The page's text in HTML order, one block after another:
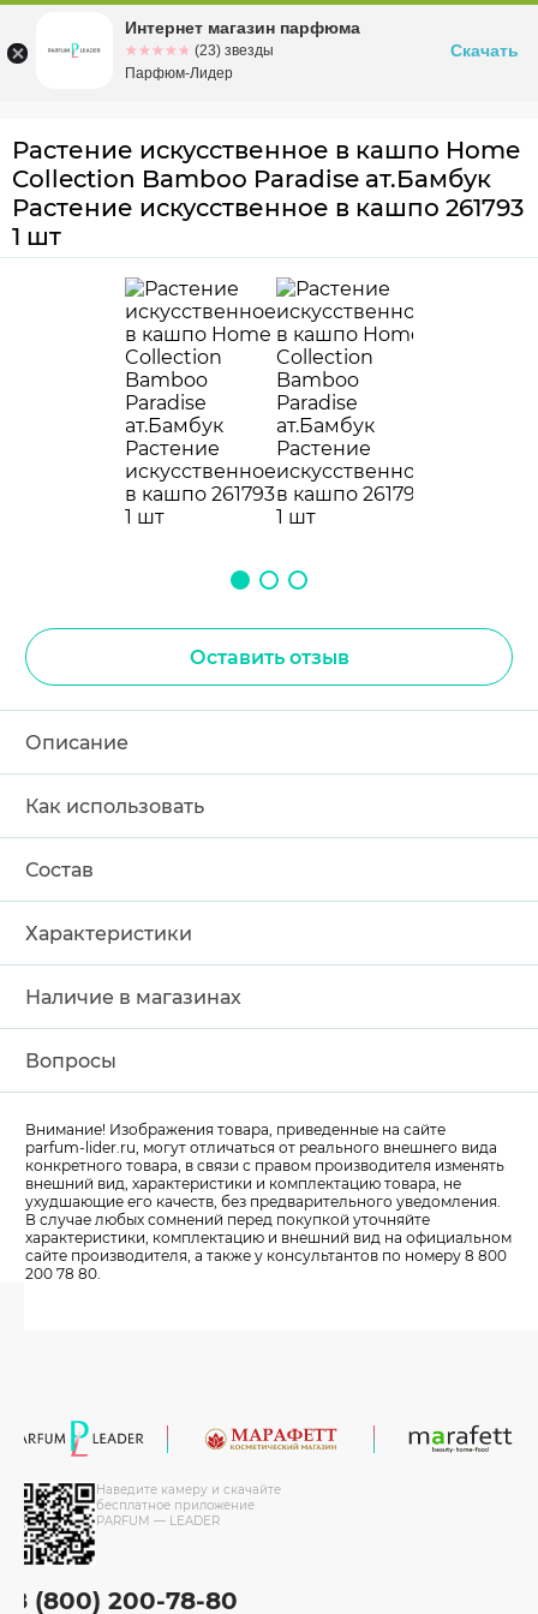
Омскул. Заозерная, 11, к. 1
Растение искусственное в кашпо Home
Collection Bamboo Paradise ат.Бамбук
Растение искусственное в кашпо 261793
1 шт
Оставить отзыв
Описание
Как использовать
Состав
Характеристики
Наличие в магазинах
Вопросы
Внимание! Изображения товара, приведенные на сайте
parfum-lider.ru, могут отличаться от реального внешнего вида
конкретного товара, в связи с правом производителя изменять
внешний вид, характеристики и комплектацию товара, не
ухудшающие его качеств, без предварительного уведомления.
В случае любых сомнений перед покупкой уточняйте
характеристики, комплектацию и внешний вид на официальном
сайте производителя, а также у консультантов по номеру 8 800
200 78 80.
Наведите камеру и скачайте
бесплатное приложение
PARFUM — LEADER
8 (800) 200-78-80
Интернет магазин парфюма
☆☆☆☆☆
★★★★★ (23) звезды
Парфюм-Лидер
Скачать